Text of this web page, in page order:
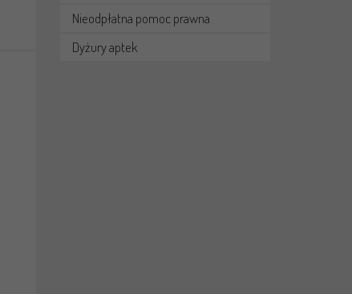
Nieodpłatna pomoc prawna
Dyżury aptek